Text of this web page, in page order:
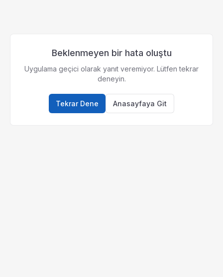
Beklenmeyen bir hata oluştu
Uygulama geçici olarak yanıt veremiyor. Lütfen tekrar
deneyin.
Tekrar Dene Anasayfaya Git